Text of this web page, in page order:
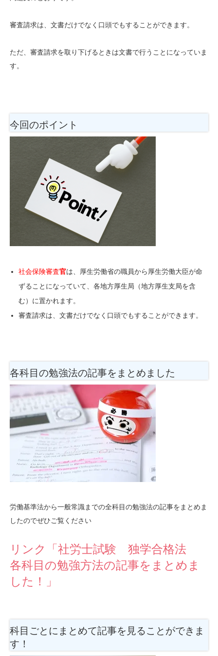
審査請求は、文書だけでなく口頭でもすることができます。
ただ、審査請求を取り下げるときは文書で行うことになっていま
す。
今回のポイント
社会保険審査官は、厚生労働省の職員から厚生労働大臣が命
ずることになっていて、各地方厚生局（地方厚生支局を含
む）に置かれます。
審査請求は、文書だけでなく口頭でもすることができます。
各科目の勉強法の記事をまとめました
労働基準法から一般常識までの全科目の勉強法の記事をまとめま
したのでぜひご覧ください
リンク「社労士試験 独学合格法
各科目の勉強方法の記事をまとめま
した！」
科目ごとにまとめて記事を見ることができま
す！